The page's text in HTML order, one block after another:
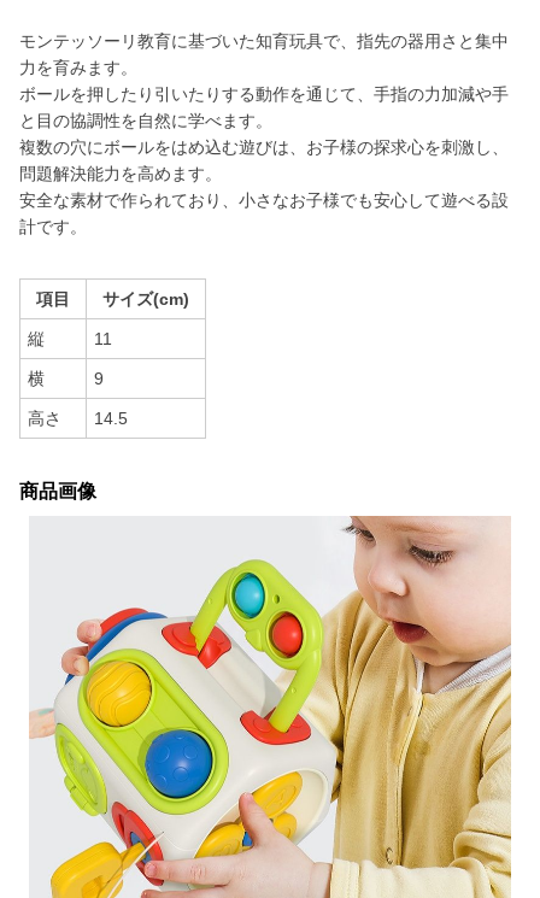
モンテッソーリ教育に基づいた知育玩具で、指先の器用さと集中
力を育みます。
ボールを押したり引いたりする動作を通じて、手指の力加減や手
と目の協調性を自然に学べます。
複数の穴にボールをはめ込む遊びは、お子様の探求心を刺激し、
問題解決能力を高めます。
安全な素材で作られており、小さなお子様でも安心して遊べる設
計です。
項目 サイズ(cm)
縦 11
横 9
高さ 14.5
商品画像